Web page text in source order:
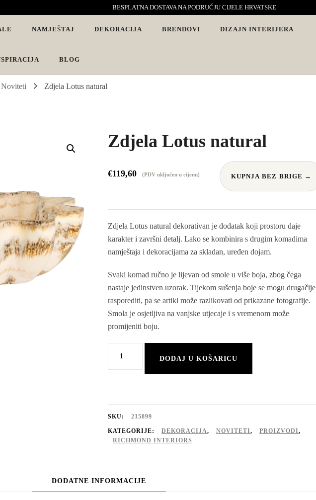
BESPLATNA DOSTAVA NA PODRUČJU CIJELE HRVATSKE
namještaja, dekoracije i rasvjete. Interijeri s karakterom
NAMJEŠTAJ DEKORACIJA BRENDOVI DIZAJN INTERIJERA
BLOG
Noviteti Zdjela Lotus natural
Zdjela Lotus natural
€119,60 (PDV uključen u cijenu) KUPNJA BEZ BRIGE →
Zdjela Lotus natural dekorativan je dodatak koji prostoru daje
karakter i završni detalj. Lako se kombinira s drugim komadima
namještaja i dekoracijama za skladan, uređen dojam.
Svaki komad ručno je lijevan od smole u više boja, zbog čega
nastaje jedinstven uzorak. Tijekom sušenja boje se mogu drugačije
rasporediti, pa se artikl može razlikovati od prikazane fotografije.
Smola je osjetljiva na vanjske utjecaje i s vremenom može
promijeniti boju.
Lotus
DODAJ U KOŠARICU
SKU: 215899
KATEGORIJE: DEKORACIJA, NOVITETI, PROIZVODI,
RICHMOND INTERIORS
DODATNE INFORMACIJE